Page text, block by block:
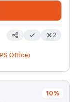
2
Office)
10%